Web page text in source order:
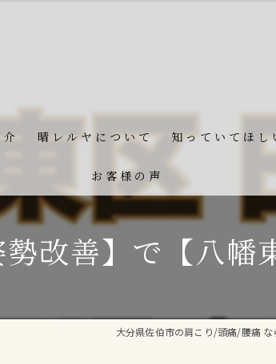
晴レルヤについて 知っていてほし
お客様の声
改善】で【八幡
大分県佐伯市の肩こり/頭痛/腰痛 な